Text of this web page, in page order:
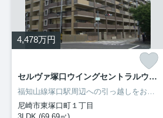
4,478万円
セルヴァ塚口ウイングセントラルウイング
福知山線塚口駅周辺への引っ越しをお考えなら「セルヴァ塚口ウイングセントラルウイング」☆ファミリーマート南塚口町３まで徒歩2分と近場にコンビニがあるのもポイント☆尼崎市エリアの住まい探しなら、0120-597-114からＣＳホームまでお電話ください☆info@cshome.jpのお問い合わせも受け付けております(^o^)
尼崎市東塚口町１丁目